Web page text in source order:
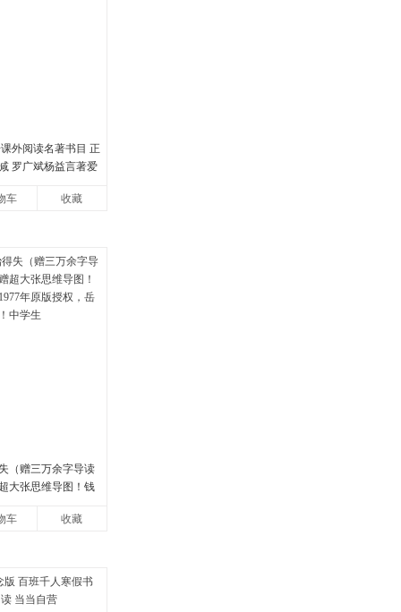
外阅读名著书目 正
罗广斌杨益言著爱
车
收藏
（赠三万余字导读
大张思维导图！钱
学生
车 收藏